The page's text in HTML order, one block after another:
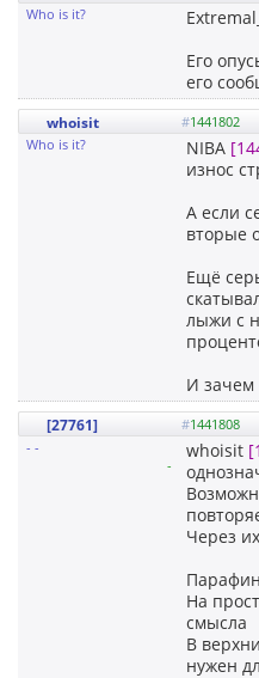
Who is it?
Его
его
whoisit #1441802
Who is it?
NIBA
износ
А если
вторые
Ещё
лыжи с
И зачем
[27761] #1441808
- -
-
whoisit
Через
На
смысла
В
нужен